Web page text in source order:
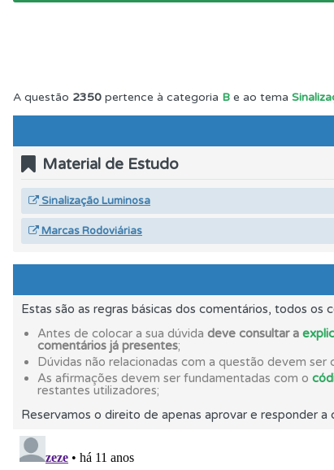
Questões Consulte os comentários da questão
Questões As questões que usamos estão
Testes O teste "Difícil" apresenta-lhe as questões
Perfil Consulte as suas estatísticas no seu perfil.
Perfil Saiba no seu perfil se já está preparado para ir
Use os atalhos de teclado para responder
Biblioteca Consulte a biblioteca para tirar dúvidas e
Questões Pode guardar uma questão colocando-a
A questão 2350 pertence à categoria B e ao tema
Material de Estudo
Sinalização Luminosa
Marcas Rodoviárias
Estas são as regras básicas dos comentários, todos
Antes de colocar a sua dúvida deve consultar a
comentários já presentes;
Dúvidas não relacionadas com a questão devem ser
As afirmações devem ser fundamentadas com o
restantes utilizadores;
Reservamos o direito de apenas aprovar e responder